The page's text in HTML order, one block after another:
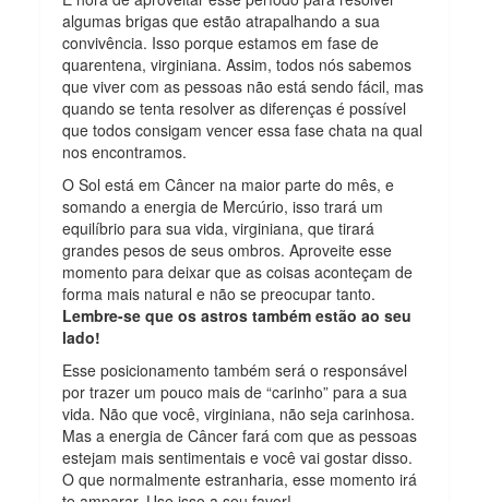
algumas brigas que estão atrapalhando a sua
convivência. Isso porque estamos em fase de
quarentena, virginiana. Assim, todos nós sabemos
que viver com as pessoas não está sendo fácil, mas
quando se tenta resolver as diferenças é possível
que todos consigam vencer essa fase chata na qual
nos encontramos.
O Sol está em Câncer na maior parte do mês, e
somando a energia de Mercúrio, isso trará um
equilíbrio para sua vida, virginiana, que tirará
grandes pesos de seus ombros. Aproveite esse
momento para deixar que as coisas aconteçam de
forma mais natural e não se preocupar tanto.
Lembre-se que os astros também estão ao seu
lado!
Esse posicionamento também será o responsável
por trazer um pouco mais de “carinho” para a sua
vida. Não que você, virginiana, não seja carinhosa.
Mas a energia de Câncer fará com que as pessoas
estejam mais sentimentais e você vai gostar disso.
O que normalmente estranharia, esse momento irá